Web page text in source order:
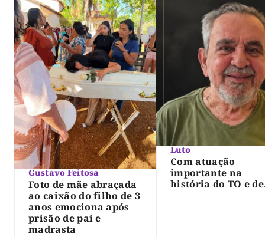
Gustavo Feitosa
Foto de mãe abraçada
ao caixão do filho de 3
anos emociona após
prisão de pai e
madrasta
Luto
Com atuação
importante na
história do TO e de